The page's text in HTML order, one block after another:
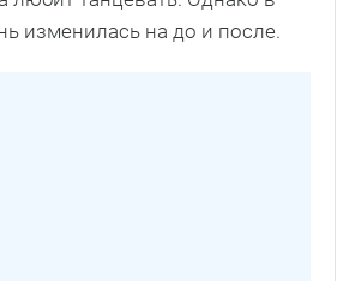
изменилась на до и после.